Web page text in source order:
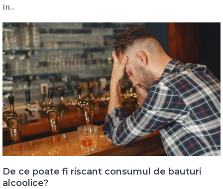
in...
De ce poate fi riscant consumul de bauturi
alcoolice?